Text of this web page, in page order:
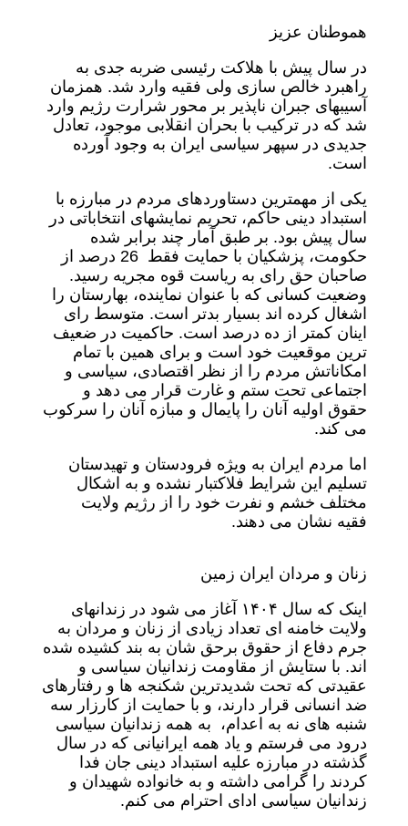
هموطنان عزیز
در سال پیش با هلاکت رئیسی ضربه جدی به
راهبرد خالص سازی ولی فقیه وارد شد. همزمان
آسیبهای جبران ناپذیر بر محور شرارت رژیم وارد
شد که در ترکیب با بحران انقلابی موجود، تعادل
جدیدی در سپهر سیاسی ایران به وجود آورده
است.
یکی از مهمترین دستاوردهای مردم در مبارزه با
استبداد دینی حاکم، تحریم نمایشهای انتخاباتی در
سال پیش بود. بر طبق آمار چند برابر شده
حکومت، پزشکیان با حمایت فقط 26 درصد از
صاحبان حق رای به ریاست قوه مجریه رسید.
وضعیت کسانی که با عنوان نماینده، بهارستان را
اشغال کرده اند بسیار بدتر است. متوسط رای
اینان کمتر از ده درصد است. حاکمیت در ضعیف
ترین موقعیت خود است و برای همین با تمام
امکاناتش مردم را از نظر اقتصادی، سیاسی و
اجتماعی تحت ستم و غارت قرار می دهد و
حقوق اولیه آنان را پایمال و مبازه آنان را سرکوب
می کند.
اما مردم ایران به ویژه فرودستان و تهیدستان
تسلیم این شرایط فلاکتبار نشده و به اشکال
مختلف خشم و نفرت خود را از رژیم ولایت
فقیه نشان می دهند.
زنان و مردان ایران زمین
اینک که سال ۱۴۰۴ آغاز می شود در زندانهای
ولایت خامنه ای تعداد زیادی از زنان و مردان به
جرم دفاع از حقوق برحق شان به بند کشیده شده
اند. با ستایش از مقاومت زندانیان سیاسی و
عقیدتی كه تحت شدیدترین شكنجه ها و رفتارهای
ضد انسانی قرار دارند، و با حمایت از کارزار سه
شنبه های نه به اعدام، به همه زندانیان سیاسی
درود می فرستم و یاد همه ایرانیانی كه در سال
گذشته در مبارزه علیه استبداد دینی جان فدا
کردند را گرامی داشته و به خانواده شهیدان و
زندانیان سیاسی ادای احترام می کنم.